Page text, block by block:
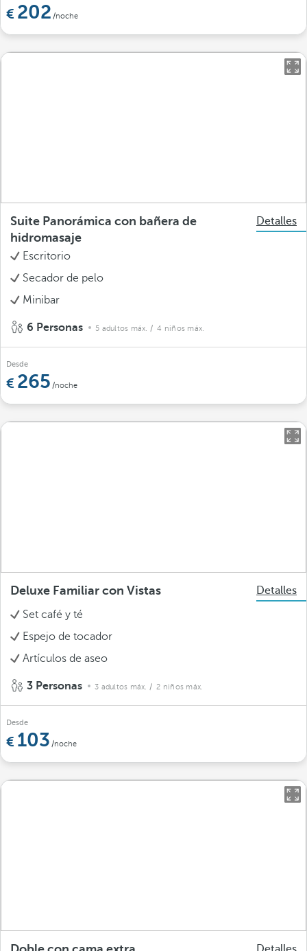
202 /noche
Suite Panorámica con bañera de
hidromasaje
Detalles
Escritorio
Secador de pelo
Minibar
6 Personas 5 adultos máx. / 4 niños máx.
Desde
265 /noche
Deluxe Familiar con Vistas
Detalles
Set café y té
Espejo de tocador
Artículos de aseo
3 Personas 3 adultos máx. / 2 niños máx.
Desde
103 /noche